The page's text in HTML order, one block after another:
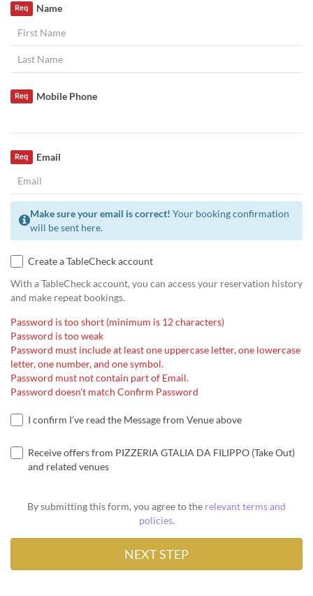
Name
Req
Mobile Phone
Req
Email
Req
Make sure your email is correct! Your booking confirmation
will be sent here.
Create a TableCheck account
With a TableCheck account, you can access your reservation history
and make repeat bookings.
Password is too short (minimum is 12 characters)
Password is too weak
Password must include at least one uppercase letter, one lowercase
letter, one number, and one symbol.
Password must not contain part of Email.
Password doesn't match Confirm Password
I confirm I've read the Message from Venue above
Receive offers from PIZZERIA GTALIA DA FILIPPO (Take Out)
and related venues
By submitting this form, you agree to the relevant terms and
policies.